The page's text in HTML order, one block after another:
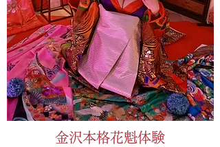
金沢本格花魁体験